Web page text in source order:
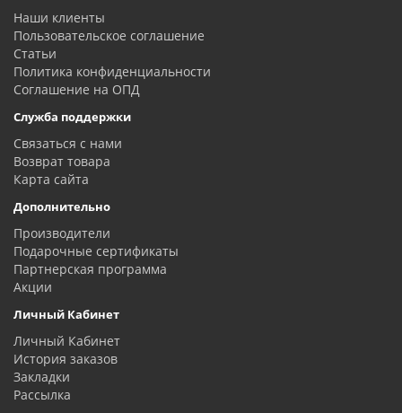
Наши клиенты
Пользовательское соглашение
Статьи
Политика конфиденциальности
Соглашение на ОПД
Служба поддержки
Связаться с нами
Возврат товара
Карта сайта
Дополнительно
Производители
Подарочные сертификаты
Партнерская программа
Акции
Личный Кабинет
Личный Кабинет
История заказов
Закладки
Рассылка